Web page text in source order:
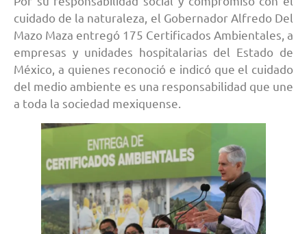
cuidado de la naturaleza, el Gobernador Alfredo Del
Mazo Maza entregó 175 Certificados Ambientales, a
empresas y unidades hospitalarias del Estado de
México, a quienes reconoció e indicó que el cuidado
del medio ambiente es una responsabilidad que une
a toda la sociedad mexiquense.